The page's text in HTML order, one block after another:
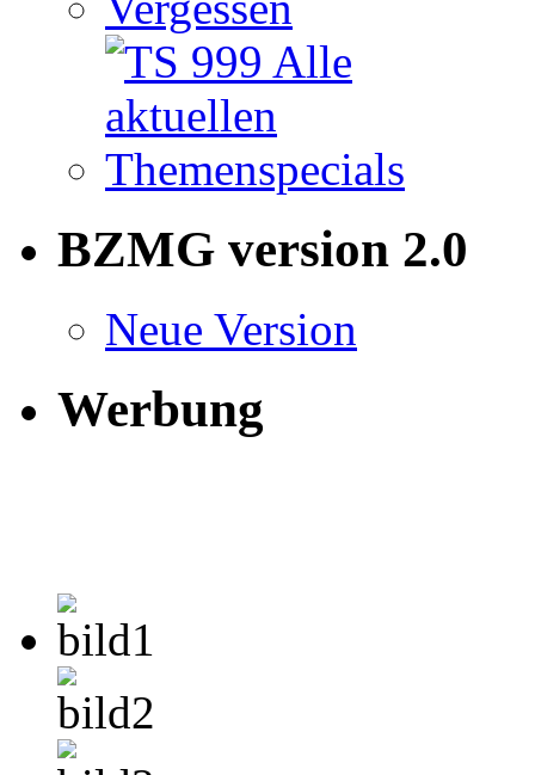
BZMG version 2.0
Neue Version
Werbung